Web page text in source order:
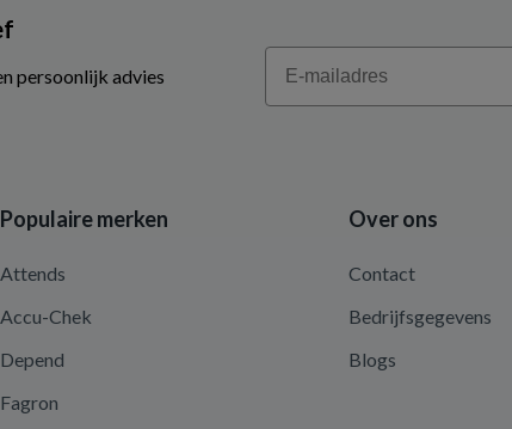
persoonlijk advies
Email
Populaire merken
Attends
Accu-Chek
Depend
Fagron
Over ons
Contact
Bedrijfsgegevens
Blogs